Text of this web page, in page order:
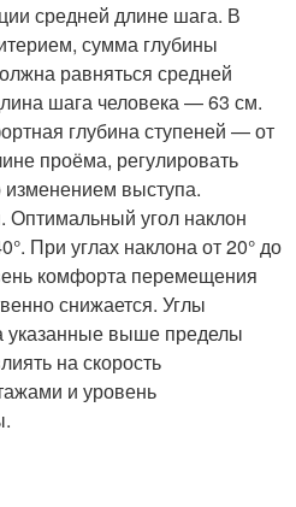
средней длине шага. В
сумма глубины
равняться средней
шага человека — 63 см.
глубина ступеней — от
проёма, регулировать
изменением выступа.
Оптимальный угол наклон
При углах наклона от 20° до
комфорта перемещения
снижается. Углы
указанные выше пределы
на скорость
и уровень